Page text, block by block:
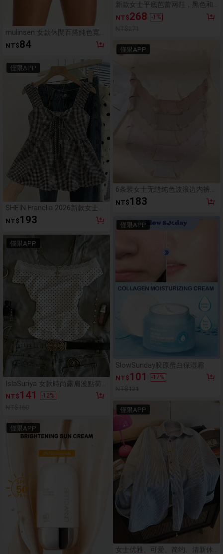
mulinsen 女款休閒百搭純色寬鬆
短褲，夏季運動 2 合 1 跑步健身
訓練運動短褲
NT$84
僅限APP
SHEIN Franclia 2026新款女士红
色格纹吊带背心，Coquette
Aesthetic褶皱前摆荷叶边无袖上
季背心，适合日常穿着、度假、
海滩、街头服饰
NT$193
僅限APP
IslaSuriya 女款時尚露肩波點荷
葉邊T恤
NT$141 -12%
僅限APP
新款女士平底芭蕾网鞋，黑色和
米色，圆头，纯色透气休闲平底
鞋，时尚舒适
NT$268 -1 %
僅限APP
6条装女士无缝纯色波浪边内裤，
舒适亲肤面料
NT$183
僅限APP
SlowSunday胶原蛋白保湿霜
NT$101 -17%
僅限APP
女士优雅、可爱、简约、清新休